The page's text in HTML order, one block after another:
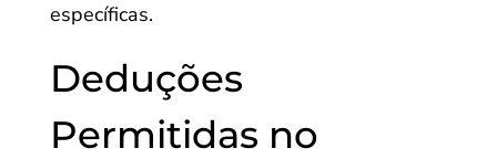
específicas.
Deduções
Permitidas no